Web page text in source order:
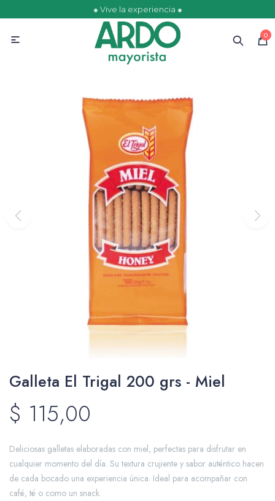
● Vive la experiencia ●
0

Galleta El Trigal 200 grs - Miel
$ 115,00
Deliciosas galletas elaboradas con miel, perfectas para disfrutar en
cualquier momento del día. Su textura crujiente y sabor auténtico hacen
de cada bocado una experiencia única. Ideal para acompañar con
café, té o como un snack.
Ofertas Escolares
Comestibles
Papelería
Juguetería
Packing y Regalaría
Maquillaje
Cotillón y Sorpresitas